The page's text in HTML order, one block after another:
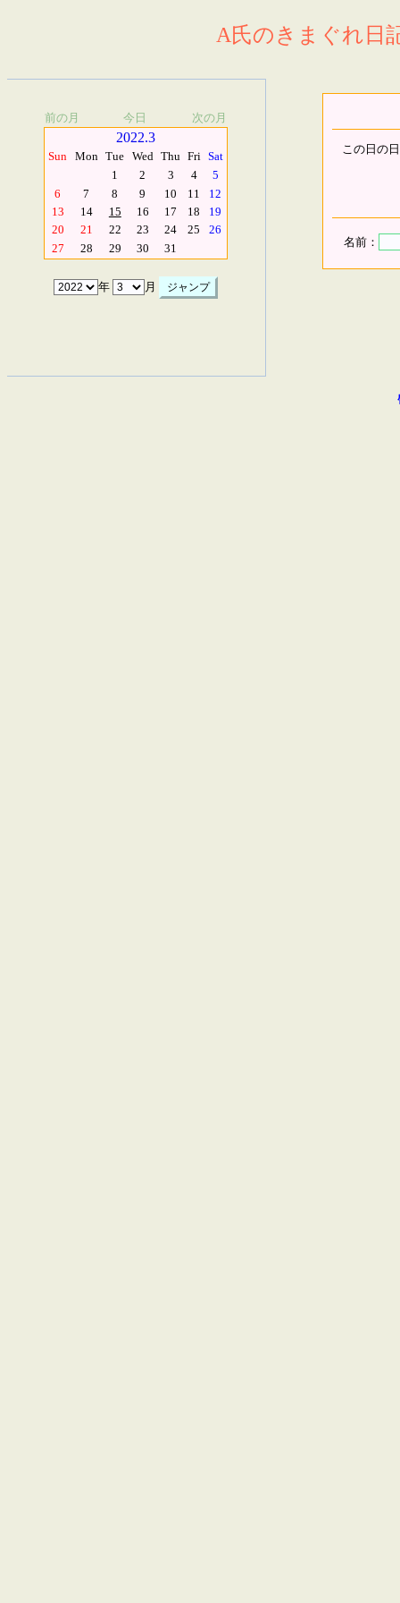
A氏のきまぐれ日
前の月 今日 次の月
2022.3
Sun Mon Tue Wed Thu Fri Sat
1
2 3 4
5
6
7 8 9 10 11
12
13
14 15 16 17 18
19
20
21 22 23 24 25
26
27
28 29 30 31
年 月
この日の
名前：